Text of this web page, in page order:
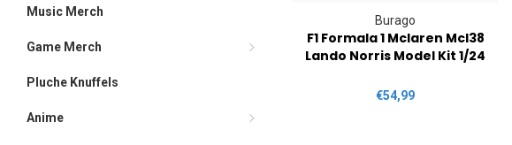
Music Merch
Game Merch
Pluche Knuffels
Anime
Burago
F1 Formala 1 Mclaren Mcl38
Lando Norris Model Kit 1/24
€54,99